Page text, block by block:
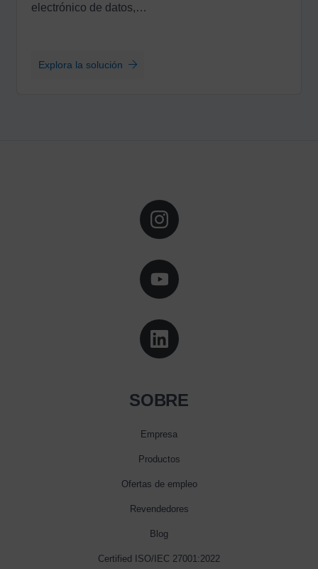
electrónico de datos,…
Explora la solución
SOBRE
Empresa
Productos
Ofertas de empleo
Revendedores
Blog
Certified ISO/IEC 27001:2022